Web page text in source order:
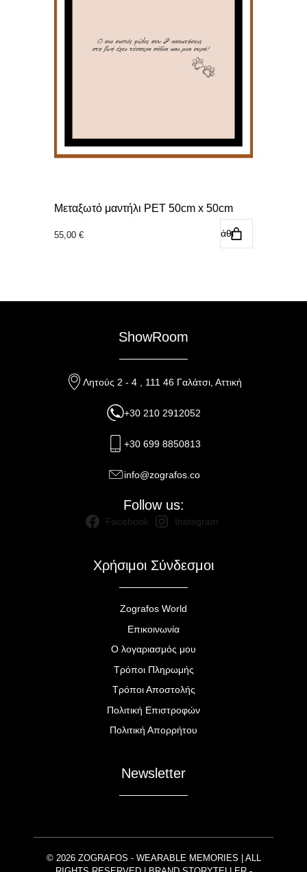
Μεταξωτό μαντήλι PET 50cm x 50cm
55,00 € Προσθήκη στο καλάθι
ShowRoom
Λητούς 2 - 4 , 111 46 Γαλάτσι, Αττική
+30 210 2912052
+30 699 8850813
info@zografos.co
Follow us:
Facebook Instagram
Χρήσιμοι Σύνδεσμοι
Zografos World
Επικοινωνία
Ο λογαριασμός μου
Τρόποι Πληρωμής
Τρόποι Αποστολής
Πολιτική Επιστροφών
Πολιτική Απορρήτου
Newsletter
© 2026 ZOGRAFOS - WEARABLE MEMORIES | ALL